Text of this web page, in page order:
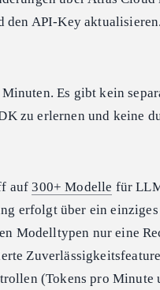
den API-Key
Es gibt kein
zu erlernen und keine
auf300+ Modelle für
erfolgt über ein
Modelltypen nur eine
(Tokens pro Minute